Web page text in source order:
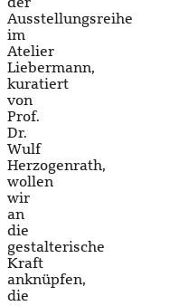
Ausstellungsreihe
im
Atelier
Liebermann,
kuratiert
von
Prof.
Dr.
Wulf
Herzogenrath,
wollen
wir
an
die
gestalterische
Kraft
anknüpfen,
die